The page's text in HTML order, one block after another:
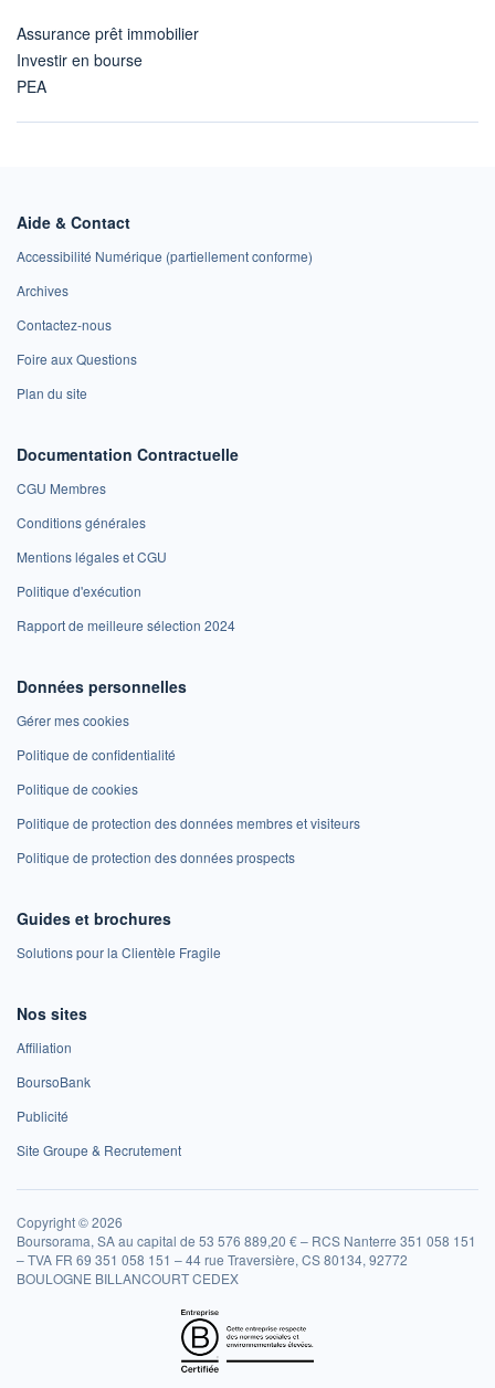
Assurance prêt immobilier
Investir en bourse
PEA
Aide & Contact
Accessibilité Numérique (partiellement conforme)
Archives
Contactez-nous
Foire aux Questions
Plan du site
Documentation Contractuelle
CGU Membres
Conditions générales
Mentions légales et CGU
Politique d'exécution
Rapport de meilleure sélection 2024
Données personnelles
Gérer mes cookies
Politique de confidentialité
Politique de cookies
Politique de protection des données membres et visiteurs
Politique de protection des données prospects
Guides et brochures
Solutions pour la Clientèle Fragile
Nos sites
Affiliation
BoursoBank
Publicité
Site Groupe & Recrutement
Copyright © 2026
Boursorama, SA au capital de 53 576 889,20 € – RCS Nanterre 351 058 151
– TVA FR 69 351 058 151 – 44 rue Traversière, CS 80134, 92772
BOULOGNE BILLANCOURT CEDEX